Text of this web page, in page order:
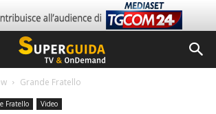
Grande Fratello
Fratello Video